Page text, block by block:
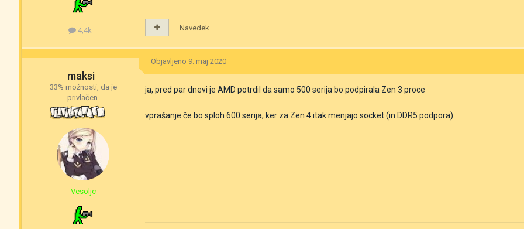
4,4k Navedek
maksi
33% možnosti, da je
privlačen.
Vesoljc
Objavljeno 9. maj 2020
ja, pred par dnevi je AMD potrdil da samo 500 serija bo podpirala Zen 3 proce
vprašanje če bo sploh 600 serija, ker za Zen 4 itak menjajo socket (in DDR5 podpora)